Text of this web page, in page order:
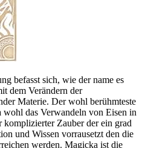
befasst sich, wie der name es
dem Verändern der
Materie. Der wohl berühmteste
wohl das Verwandeln von Eisen in
komplizierter Zauber der ein grad
und Wissen vorrausetzt den die
werden. Magicka ist die